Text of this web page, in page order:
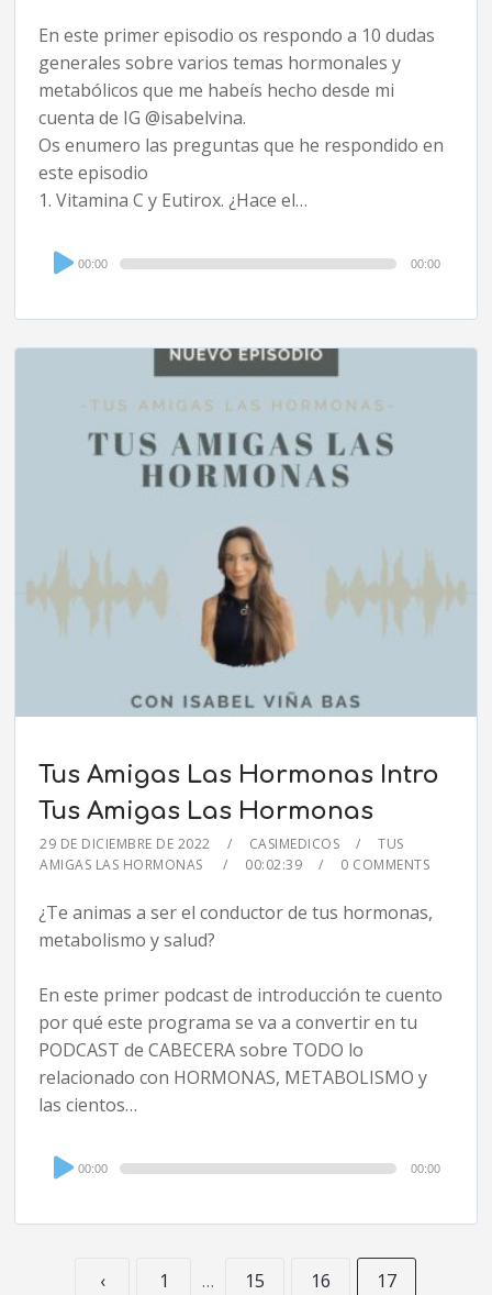
En este primer episodio os respondo a 10 dudas
generales sobre varios temas hormonales y
metabólicos que me habeís hecho desde mi
cuenta de IG @isabelvina.
Os enumero las preguntas que he respondido en
este episodio
1. Vitamina C y Eutirox. ¿Hace el…
Audio
Player
00:00 00:00
Tus Amigas Las Hormonas Intro
Tus Amigas Las Hormonas
29 DE DICIEMBRE DE 2022 CASIMEDICOS
TUS
AMIGAS LAS HORMONAS
00:02:39 0 COMMENTS
¿Te animas a ser el conductor de tus hormonas,
metabolismo y salud?
En este primer podcast de introducción te cuento
por qué este programa se va a convertir en tu
PODCAST de CABECERA sobre TODO lo
relacionado con HORMONAS, METABOLISMO y
las cientos…
Audio
Player
00:00 00:00
‹ 1 … 15 16 17